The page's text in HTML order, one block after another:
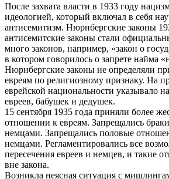
После захвата власти в 1933 году
идеологией, который включал в себя
антисемитизм. Нюрнбергские законы
антисемитские законы стали
много законов, например, «закон о
в котором говорилось о запрете найма
Нюрнбергские законы не определяли
евреям по религиозному признаку. На
еврейской национальности указывало
евреев, бабушек и дедушек.
15 сентября 1935 года приняли более
отношении к евреям. Запрещались
немцами. Запрещались половые
немцами. Регламентировались все
пересечения евреев и немцев, и такие
вне закона.
Возникла неясная ситуация с